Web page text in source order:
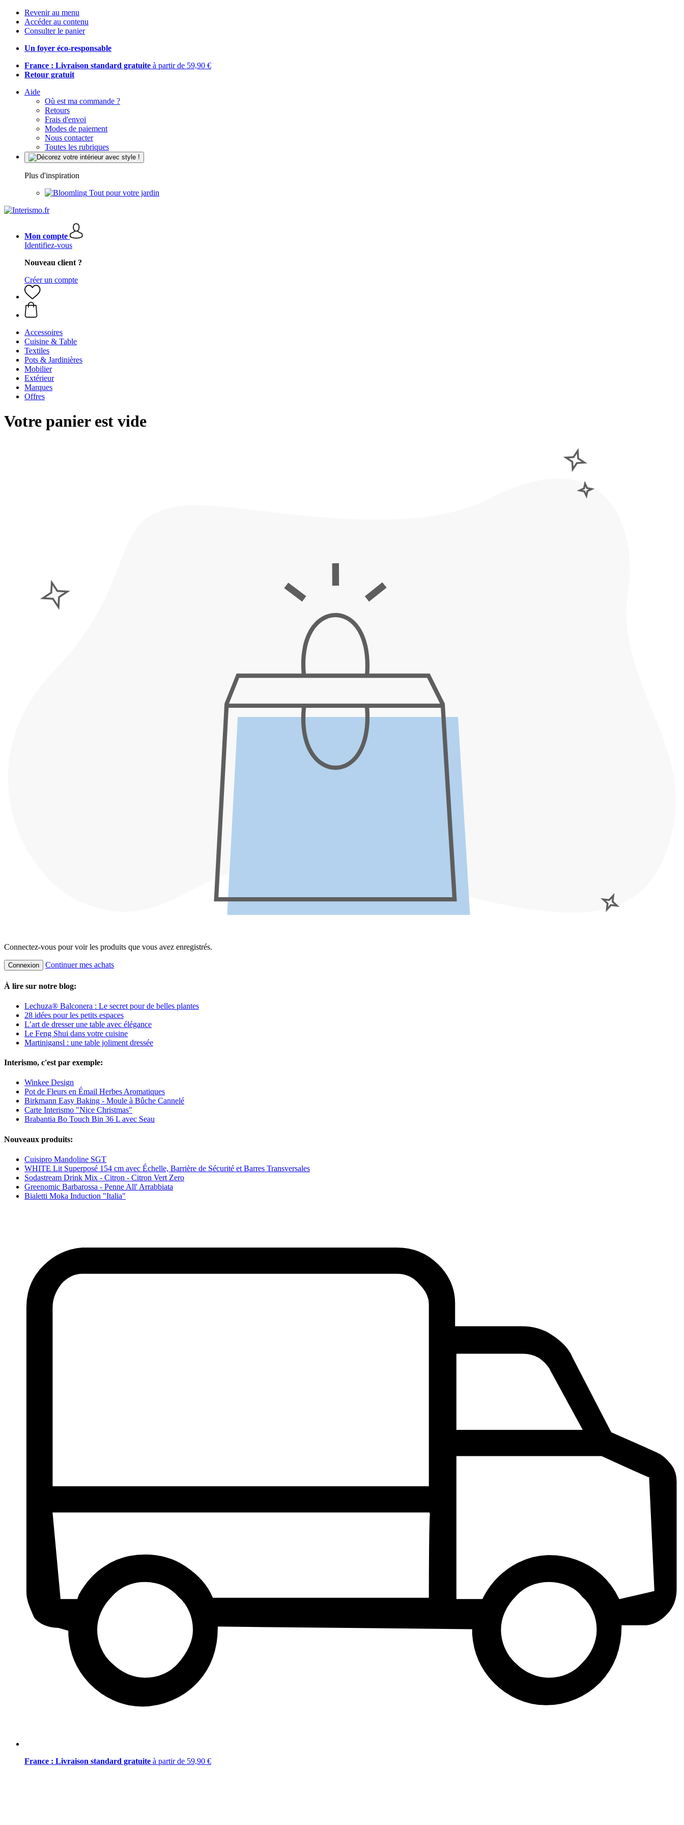
Revenir au menu
Accéder au contenu
Consulter le panier
Un foyer éco-responsable
France : Livraison standard gratuite à partir de 59,90 €
Retour gratuit
Aide
Où est ma commande ?
Retours
Frais d'envoi
Modes de paiement
Nous contacter
Toutes les rubriques
Plus d'inspiration
Tout pour votre jardin
Mon compte
Identifiez-vous
Nouveau client ?
Créer un compte
Accessoires
Cuisine & Table
Textiles
Pots & Jardinières
Mobilier
Extérieur
Marques
Offres
Votre panier est vide
Connectez-vous pour voir les produits que vous avez enregistrés.
Connexion Continuer mes achats
À lire sur notre blog:
Lechuza® Balconera : Le secret pour de belles plantes
28 idées pour les petits espaces
L’art de dresser une table avec élégance
Le Feng Shui dans votre cuisine
Martinigansl : une table joliment dressée
Interismo, c'est par exemple:
Winkee Design
Pot de Fleurs en Émail Herbes Aromatiques
Birkmann Easy Baking - Moule à Bûche Cannelé
Carte Interismo "Nice Christmas"
Brabantia Bo Touch Bin 36 L avec Seau
Nouveaux produits:
Cuisipro Mandoline SGT
WHITE Lit Superposé 154 cm avec Échelle, Barrière de Sécurité et Barres Transversales
Sodastream Drink Mix - Citron - Citron Vert Zero
Greenomic Barbarossa - Penne All' Arrabbiata
Bialetti Moka Induction "Italia"
France : Livraison standard gratuite à partir de 59,90 €